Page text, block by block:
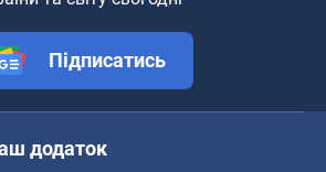
Підписатись
додаток